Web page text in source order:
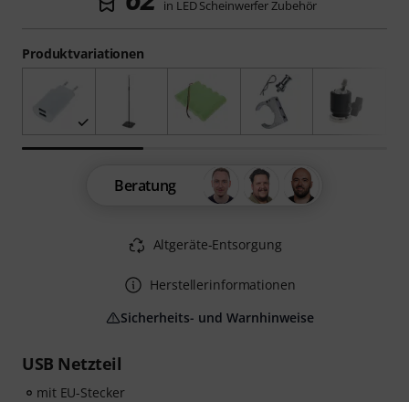
USB Netzteil
mit EU-Stecker
Produktvariationen
in LED Scheinwerfer Zubehör
Beratung
Altgeräte-Entsorgung
Herstellerinformationen
Sicherheits- und Warnhinweise